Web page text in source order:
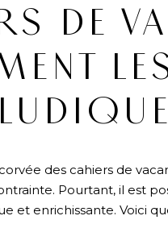
DE
des cahiers de
Pourtant, il est
et enrichissante. Voici